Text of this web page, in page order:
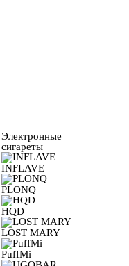
Электронные
сигареты
INFLAVE
PLONQ
HQD
LOST MARY
PuffMi